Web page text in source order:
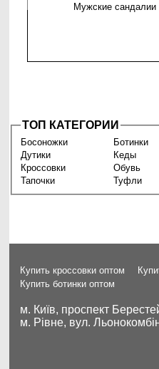
Мужские сандалии
ТОП КАТЕГОРИИ
Босоножки Ботинки
Дутики
Кеды
Кроссовки
Обувь
Тапочки
Туфли
Купить кроссовки оптом
Купить ботинки оптом
м. Київ, проспект
м. Рівне, вул.